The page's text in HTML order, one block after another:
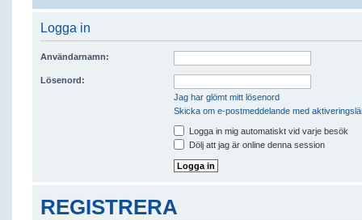
Logga in
Användarnamn:
Lösenord:
Jag har glömt mitt lösenord
Skicka om e-postmeddelande med
Logga in mig automatiskt vid varje besök
Dölj att jag är online denna session
REGISTRERA